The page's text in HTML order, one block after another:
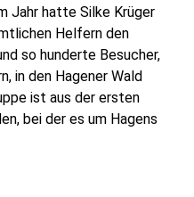
Jahr hatte Silke Krüger
Helfern den
so hunderte Besucher,
in den Hagener Wald
ist aus der ersten
bei der es um Hagens